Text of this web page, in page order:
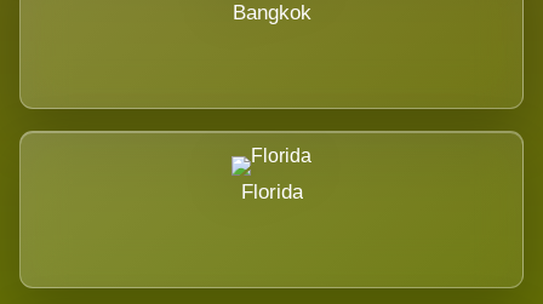
Bangkok
Florida